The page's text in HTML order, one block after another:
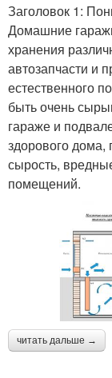
Заголовок 1:
Домашние
хранения
автозапчасти и
естественного
быть очень
гараже и
здорового дома,
сырость,
помещений.
читать дальше →